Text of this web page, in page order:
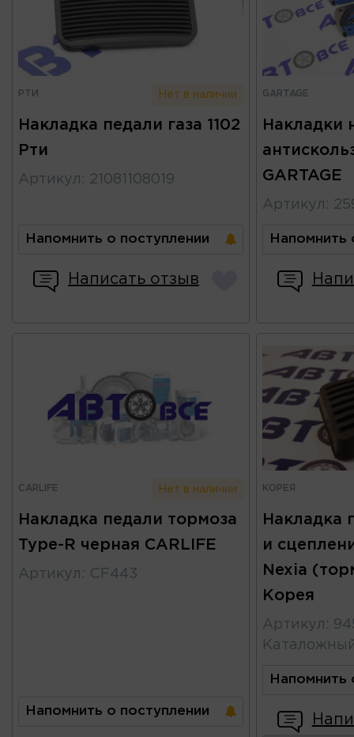
РТИ Нет в наличии
Накладка педали газа 1102
Рти
Артикул : 21081108019
Напомнить о поступлении
Написать отзыв
GARTAGE
Накладки
GARTAGE
Артикул :
Напомнить
CARLIFE Нет в наличии
Накладка педали тормоза
Type-R черная CARLIFE
Артикул : CF443
Напомнить о поступлении
КОРЕЯ
Накладка
и
Nexia
Корея
Артикул :
Напомнить